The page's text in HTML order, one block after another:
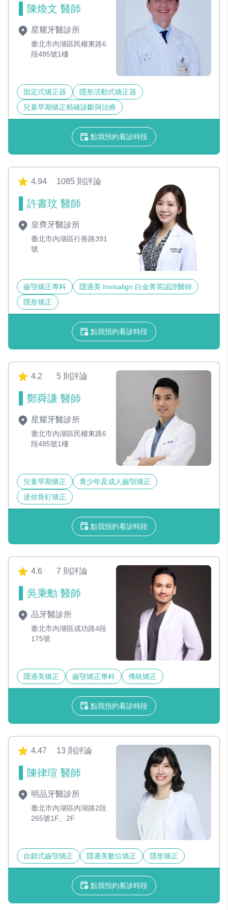
陳煥文 醫師
星耀牙醫診所
臺北市內湖區民權東路6
段485號1樓
固定式矯正器
隱形活動式矯正器
兒童早期矯正精確診斷與治療
點我預約看診時段
4.94 1085 則評論
許書玟 醫師
皇齊牙醫診所
臺北市內湖區行善路391
號
齒顎矯正專科
隱適美 Invisalign 白金菁英認證醫師
隱形矯正
點我預約看診時段
4.2 5 則評論
鄭舜謙 醫師
星耀牙醫診所
臺北市內湖區民權東路6
段485號1樓
兒童早期矯正
青少年及成人齒顎矯正
迷你骨釘矯正
點我預約看診時段
4.6 7 則評論
吳秉勳 醫師
品牙醫診所
臺北市內湖區成功路4段
175號
隱適美矯正 齒顎矯正專科 傳統矯正
點我預約看診時段
4.47 13 則評論
陳律瑄 醫師
明品牙醫診所
臺北市內湖區內湖路2段
265號1F、2F
自鎖式齒顎矯正 隱適美數位矯正 隱形矯正
點我預約看診時段